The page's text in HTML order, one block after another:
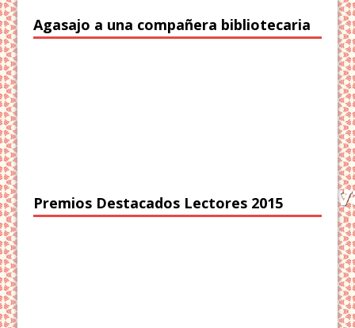
Agasajo a una compañera bibliotecaria
Premios Destacados Lectores 2015